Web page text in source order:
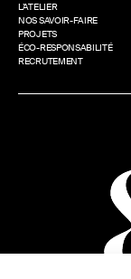
L’ATELIER
NOS SAVOIR-FAIRE
PROJETS
ÉCO-RESPONSABILITÉ
RECRUTEMENT